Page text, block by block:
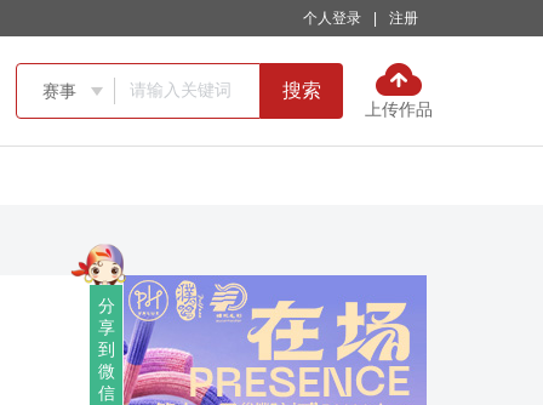
个人登录 注册
赛事  搜索
上传作品
分
享
到
微
信